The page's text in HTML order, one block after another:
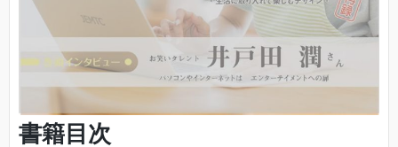
書籍目次